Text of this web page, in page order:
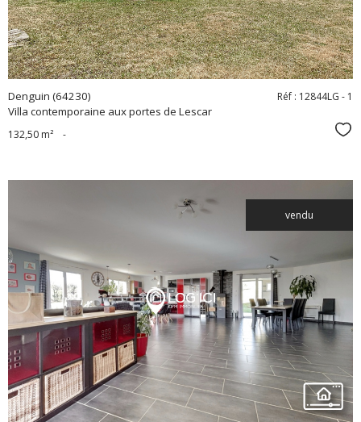
Denguin (64230)
Villa contemporaine aux portes de Lescar
Réf : 12844LG - 1
132,50 m² -
vendu
voir le
bien